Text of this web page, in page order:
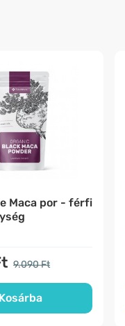
Maca por - férfi
9.090 Ft
Kosárba